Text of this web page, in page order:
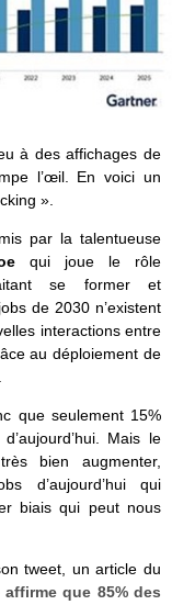
à des affichages de
l’œil. En voici un
».
par la talentueuse
qui joue le rôle
se former et
de 2030 n’existent
interactions entre
au déploiement de
que seulement 15%
Mais le
bien augmenter,
d’aujourd’hui qui
biais qui peut nous
tweet, un article du
que 85% des